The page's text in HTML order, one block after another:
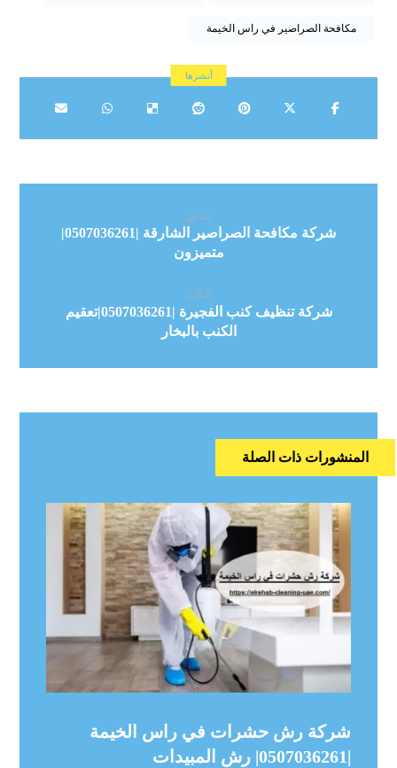
مكافحة الصراصير في راس الخيمة
سابق
شركة مكافحة الصراصير الشارقة |0507036261|
متميزون
التالي
شركة تنظيف كنب الفجيرة |0507036261|تعقيم
الكنب بالبخار
المنشورات ذات الصلة
شركة رش حشرات في راس الخيمة
|0507036261| رش المبيدات